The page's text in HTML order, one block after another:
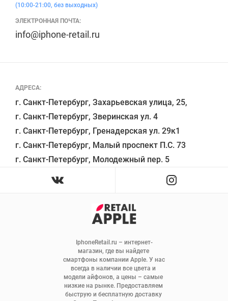
IphoneRetail.ru – интернет-
магазин, где вы найдете
смартфоны компании Apple. У нас
всегда в наличии все цвета и
модели айфонов, а цены – самые
низкие на рынке. Предоставляем
быструю и бесплатную доставку
АДРЕСА:
г. Санкт-Петербург, Захарьевская улица, 25,
г. Санкт-Петербург, Зверинская ул. 4
г. Санкт-Петербург, Гренадерская ул. 29к1
г. Санкт-Петербург, Малый проспект П.С. 73
(10:00-21:00, без выходных)
ЭЛЕКТРОННАЯ ПОЧТА:
info@iphone-retail.ru